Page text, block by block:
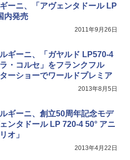
ーニ、「アヴェンタドール LP
内発売
2011年9月26日
ギーニ、「ガヤルド LP570-4
・コルセ」をフランクフル
ターショーでワールドプレミア
2013年8月5日
ギーニ、創立50周年記念モデ
ンタドール LP 720-4 50° アニ
オ」
2013年4月22日